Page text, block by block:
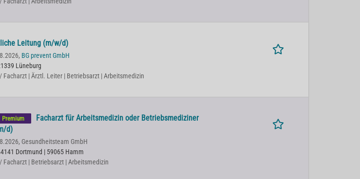
Leitung (m/w/d)
BG prevent GmbH
Lüneburg
Facharzt | Ärztl. Leiter | Betriebsarzt | Arbeitsmedizin
Premium
Facharzt für Arbeitsmedizin oder Betriebsmediziner
d)
Gesundheitsteam GmbH
Dortmund | 59065 Hamm
Facharzt | Betriebsarzt | Arbeitsmedizin